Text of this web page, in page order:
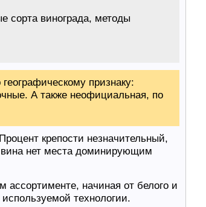
сорта винограда, методы
признаку:
А также неофициальная, по
крепости незначительный,
вина нет места доминирующим
ассортименте, начиная от белого и
технологии.